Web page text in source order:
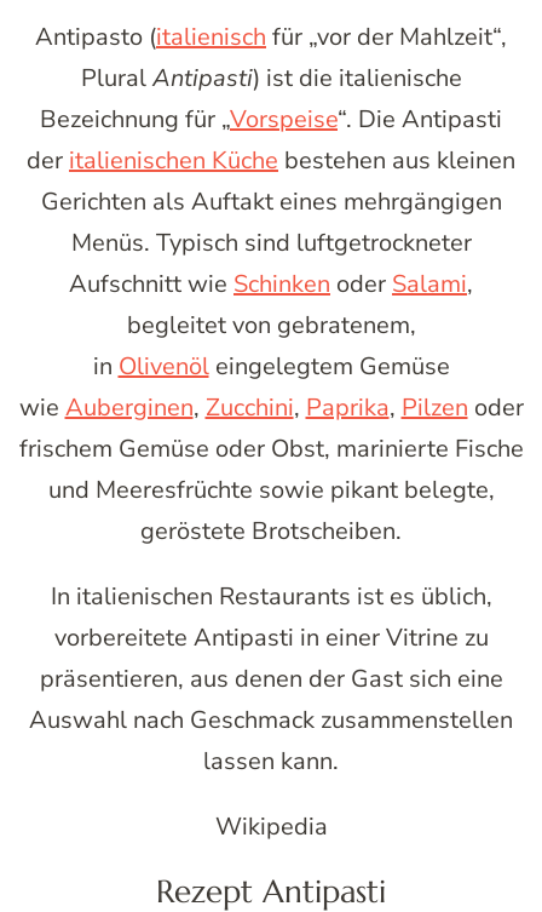
Antipasto (italienisch für „vor der Mahlzeit“,
PluralAntipasti) ist die italienische
Bezeichnung für „Vorspeise“. Die Antipasti
der italienischen Küche bestehen aus kleinen
Gerichten als Auftakt eines mehrgängigen
Menüs. Typisch sind luftgetrockneter
Aufschnitt wie Schinken oder Salami,
begleitet von gebratenem,
in Olivenöleingelegtem Gemüse
wie Auberginen, Zucchini, Paprika, Pilzen oder
frischem Gemüse oder Obst, marinierte Fische
und Meeresfrüchte sowie pikant belegte,
geröstete Brotscheiben.
In italienischen Restaurants ist es üblich,
vorbereitete Antipasti in einer Vitrine zu
präsentieren, aus denen der Gast sich eine
Auswahl nach Geschmack zusammenstellen
lassen kann.
Wikipedia
Rezept Antipasti